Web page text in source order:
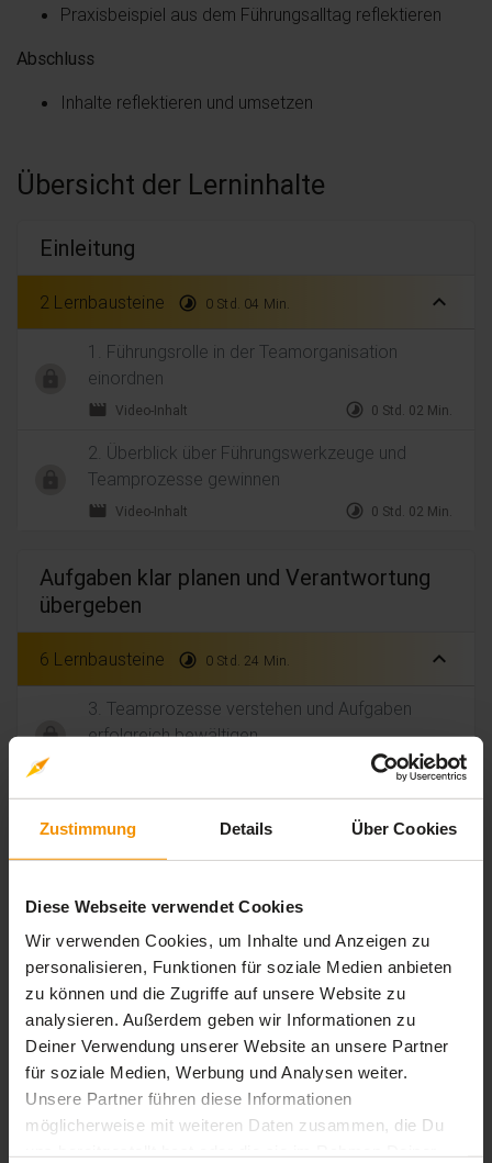
Zustimmung Details Über Cookies
Diese Webseite verwendet Cookies
Wir verwenden Cookies, um Inhalte und Anzeigen zu
personalisieren, Funktionen für soziale Medien anbieten
zu können und die Zugriffe auf unsere Website zu
analysieren. Außerdem geben wir Informationen zu
Deiner Verwendung unserer Website an unsere Partner
für soziale Medien, Werbung und Analysen weiter.
Unsere Partner führen diese Informationen
möglicherweise mit weiteren Daten zusammen, die Du
Praxisbeispiel aus dem Führungsalltag reflektieren
Abschluss
Inhalte reflektieren und umsetzen
Übersicht der Lerninhalte
Einleitung
2 Lernbausteine timelapse 0 Std. 04 Min. expand_less
1. Führungsrolle in der Teamorganisation
einordnen
movie Video-Inhalt timelapse 0 Std. 02 Min.
2. Überblick über Führungswerkzeuge und
Teamprozesse gewinnen
movie Video-Inhalt timelapse 0 Std. 02 Min.
Aufgaben klar planen und Verantwortung
übergeben
6 Lernbausteine timelapse 0 Std. 24 Min. expand_less
3. Teamprozesse verstehen und Aufgaben
erfolgreich bewältigen
0 Std. 03 Min.
Abarbeitung sicherstellen
movie timelapse
5. Arbeitsblatt: Delegationscheck
picture_as_pdf PDF-Dokument timelapse 0 Std. 00 Min.
6. Verantwortung im Team gezielt übertragen
movie Video-Inhalt timelapse 0 Std. 10 Min.
7. Delegation im Alltag selbstsicher umsetzen
movie Video-Inhalt timelapse
8. Arbeitsblatt: 4StufenDelegation